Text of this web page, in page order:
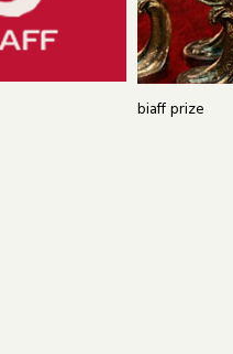
biaff prize